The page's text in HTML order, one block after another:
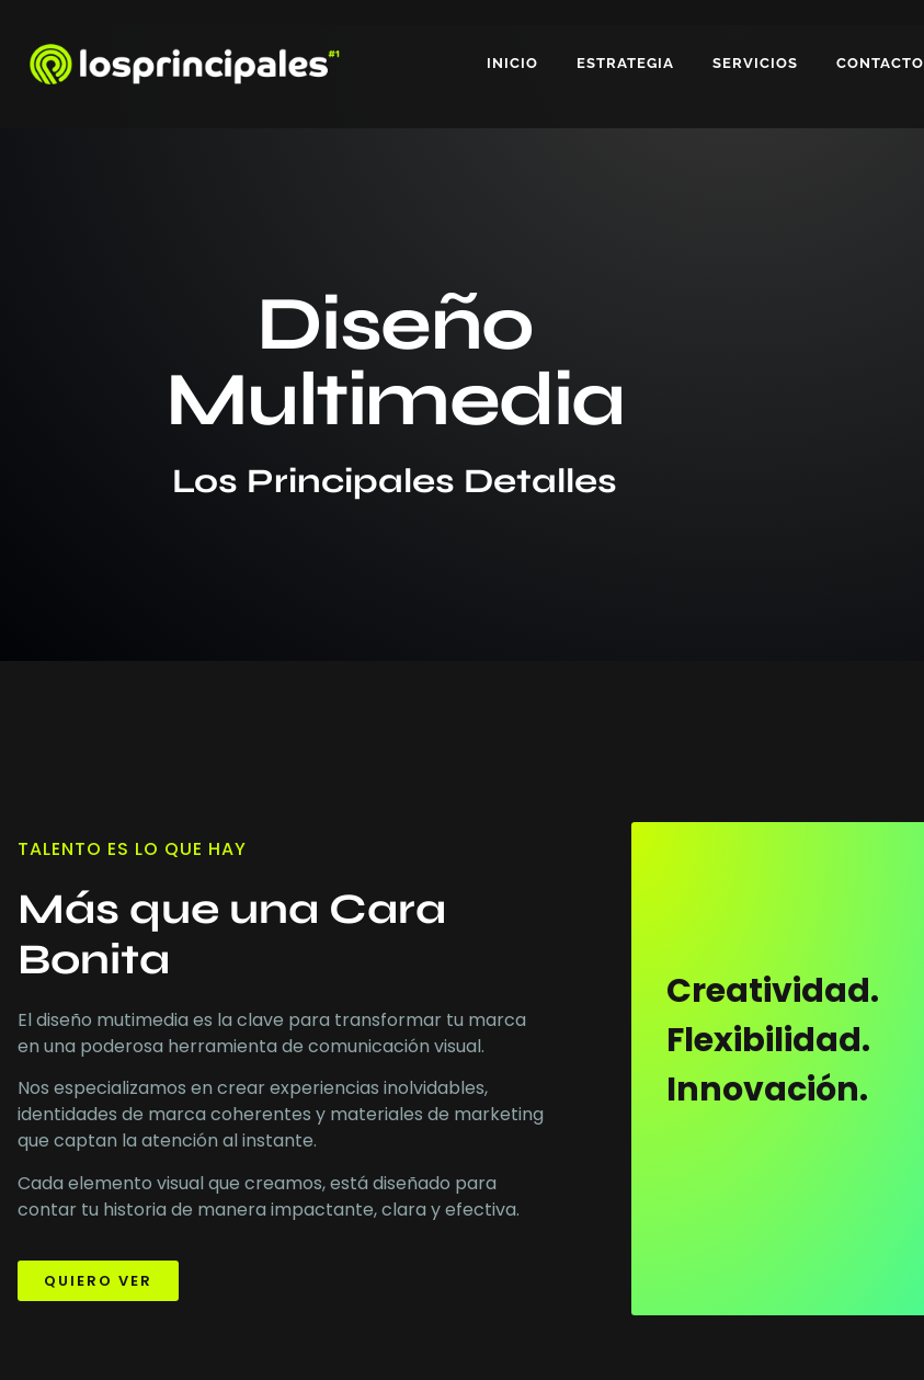
INICIO ESTRATEGIA SERVICIOS CONTACTO
Diseño
Multimedia
Los Principales Detalles
TALENTO ES LO QUE HAY
Más que una Cara
Bonita
El diseño mutimedia es la clave para transformar tu marca
en una poderosa herramienta de comunicación visual.
Nos especializamos en crear experiencias inolvidables,
identidades de marca coherentes y materiales de marketing
que captan la atención al instante.
Cada elemento visual que creamos, está diseñado para
contar tu historia de manera impactante, clara y efectiva.
QUIERO VER
Creatividad.
Flexibilidad.
Innovación.